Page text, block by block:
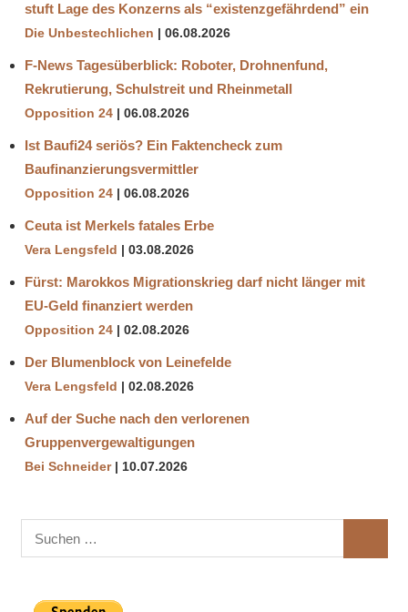
stuft Lage des Konzerns als “existenzgefährdend” ein
Die Unbestechlichen 06.08.2026
F-News Tagesüberblick: Roboter, Drohnenfund,
Rekrutierung, Schulstreit und Rheinmetall
Opposition 24 06.08.2026
Ist Baufi24 seriös? Ein Faktencheck zum
Baufinanzierungsvermittler
Opposition 24 06.08.2026
Ceuta ist Merkels fatales Erbe
Vera Lengsfeld 03.08.2026
Fürst: Marokkos Migrationskrieg darf nicht länger mit
EU-Geld finanziert werden
Opposition 24 02.08.2026
Der Blumenblock von Leinefelde
Vera Lengsfeld 02.08.2026
Auf der Suche nach den verlorenen
Gruppenvergewaltigungen
Bei Schneider 10.07.2026
Suchen
nach: